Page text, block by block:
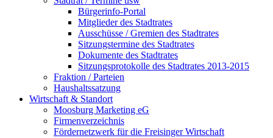
Bürgerinfo-Portal
Mitglieder des Stadtrates
Ausschüsse / Gremien des Stadtrates
Sitzungstermine des Stadtrates
Dokumente des Stadtrates
Sitzungsprotokolle des Stadtrates 2013-2015
Fraktion / Parteien
Haushaltssatzung
Wirtschaft & Standort
Moosburg Marketing eG
Firmenverzeichnis
Fördernetzwerk für die Freisinger Wirtschaft